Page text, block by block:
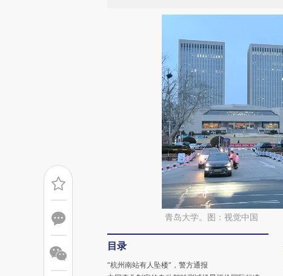
青岛大学。图：视觉中国
目录
“杭州南站有人坠楼”，警方通报